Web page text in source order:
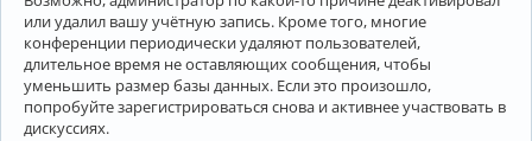
или удалил вашу учётную запись. Кроме того, многие
конференции периодически удаляют пользователей,
длительное время не оставляющих сообщения, чтобы
уменьшить размер базы данных. Если это произошло,
попробуйте зарегистрироваться снова и активнее участвовать в
дискуссиях.